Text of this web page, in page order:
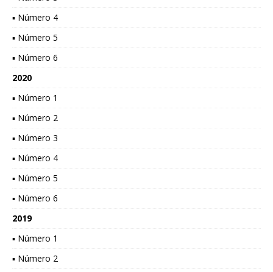
▪ Número 4
▪ Número 5
▪ Número 6
2020
▪ Número 1
▪ Número 2
▪ Número 3
▪ Número 4
▪ Número 5
▪ Número 6
2019
▪ Número 1
▪ Número 2